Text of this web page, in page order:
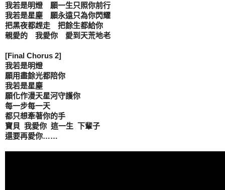
我若是明燈　願一生只照你前行
我若是星塵　願永遠只為你閃耀
把黑夜都趕走　把餘生都給你
親愛的　我愛你　愛到天荒地老
[Final Chorus 2]
我若是明燈
願用盡餘光都陪你
我若是星塵
願化作漫天星河守護你
每一步每一天
都只想牽著你的手
寶貝  我愛你  這一生  下輩子
還要再愛你……